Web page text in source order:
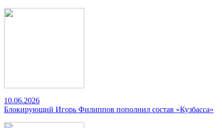
10.06.2026
Блокирующий Игорь Филиппов пополнил состав «Кузбасса»